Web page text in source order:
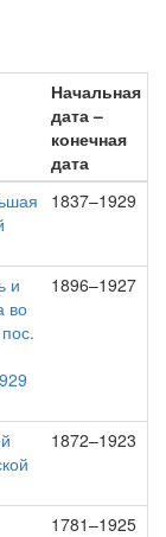
Начальная
дата –
конечная
дата
1837–1929
и
во
1896–1927
1872–1923
1781–1925